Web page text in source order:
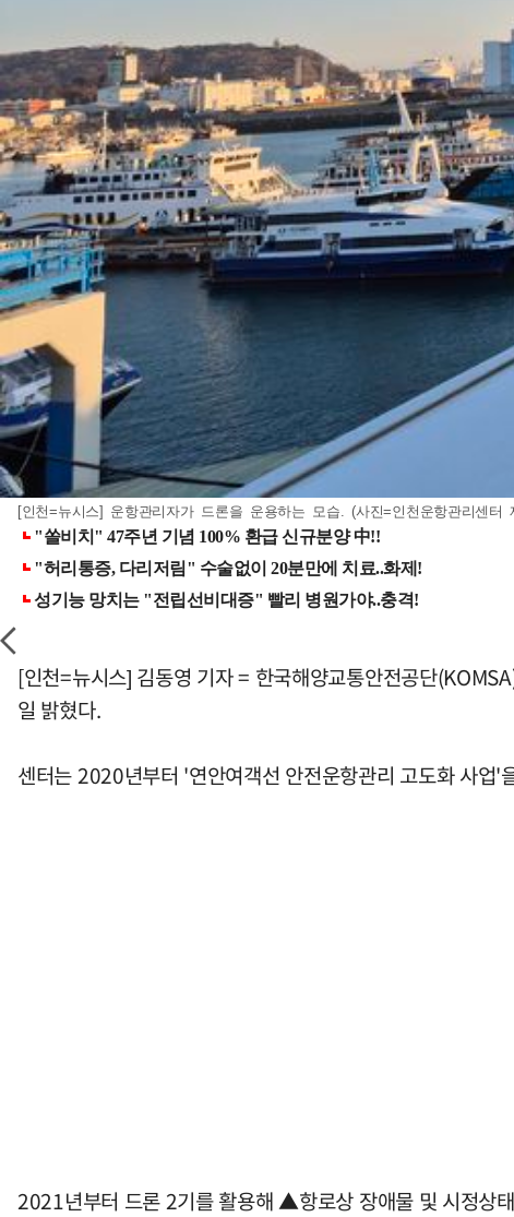
[인천=뉴시스] 운항관리자가 드론을 운용하는 모습. (사진=인천운항관리센터
[인천=뉴시스] 김동영 기자 = 한국해양교통안전공단
일 밝혔다.
센터는 2020년부터 '연안여객선 안전운항관리 고도화 사업'
2021년부터 드론 2기를 활용해 ▲항로상 장애물 및 시정상